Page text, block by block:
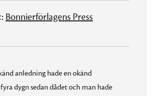
Bonnierförlagens Press
anledning hade en okänd
dygn sedan dådet och man hade